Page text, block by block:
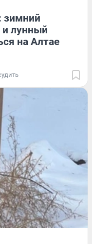
зимний
и лунный
на Алтае